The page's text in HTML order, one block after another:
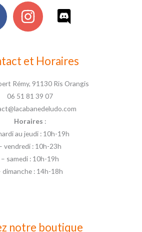
et Horaires
Rémy, 91130 Ris Orangis
06 51 81 39 07
Horaires :
au jeudi : 10h-19h
vendredi : 10h-23h
– samedi : 10h-19h
dimanche : 14h-18h
notre boutique